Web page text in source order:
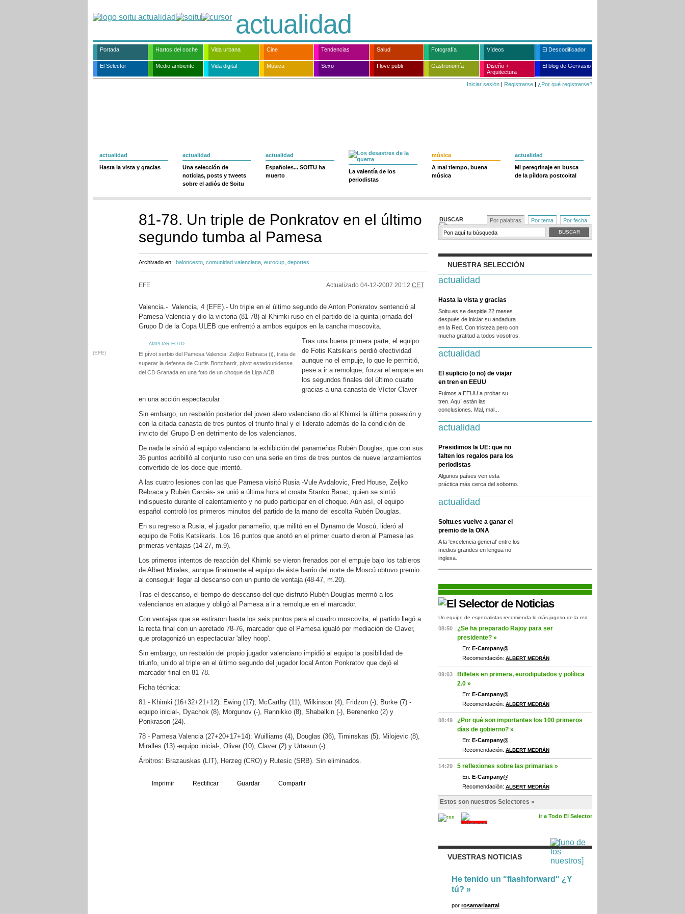
actualidad
Portada Hartos del coche Vida urbana Cine Tendencias Salud Fotografía Vídeos El Descodificador
El Selector Medio ambiente Vida digital Música Sexo I love publi Gastronomía
Diseño +
Arquitectura
El blog de Gervasio
Iniciar sesión | Registrarse | ¿Por qué registrarse?
actualidad
Hasta la vista y gracias
actualidad
Una selección de
noticias, posts y tweets
sobre el adiós de Soitu
actualidad
Españoles... SOITU ha
muerto
La valentía de los
periodistas
música
A mal tiempo, buena
música
actualidad
Mi peregrinaje en busca
de la píldora postcoital
81-78. Un triple de Ponkratov en el último
segundo tumba al Pamesa
Archivado en: baloncesto comunidad valenciana eurocup deportes
EFE Actualizado 04-12-2007 20:12 CET
Valencia.- Valencia, 4 (EFE).- Un triple en el último segundo de Anton Ponkratov sentenció al
Pamesa Valencia y dio la victoria (81-78) al Khimki ruso en el partido de la quinta jornada del
Grupo D de la Copa ULEB que enfrentó a ambos equipos en la cancha moscovita.
AMPLIAR FOTO
(EFE)
El pívot serbio del Pamesa Valencia, Zeljko Rebraca (i), trata de
superar la defensa de Curtis Bortchardt, pívot estadounidense
del CB Granada en una foto de un choque de Liga ACB.
Tras una buena primera parte, el equipo
de Fotis Katsikaris perdió efectividad
aunque no el empuje, lo que le permitió,
pese a ir a remolque, forzar el empate en
los segundos finales del último cuarto
gracias a una canasta de Víctor Claver
en una acción espectacular.
Sin embargo, un resbalón posterior del joven alero valenciano dio al Khimki la última posesión y
con la citada canasta de tres puntos el triunfo final y el liderato además de la condición de
invicto del Grupo D en detrimento de los valencianos.
De nada le sirvió al equipo valenciano la exhibición del panameños Rubén Douglas, que con sus
36 puntos acribilló al conjunto ruso con una serie en tiros de tres puntos de nueve lanzamientos
convertido de los doce que intentó.
A las cuatro lesiones con las que Pamesa visitó Rusia -Vule Avdalovic, Fred House, Zeljko
Rebraca y Rubén Garcés- se unió a última hora el croata Stanko Barac, quien se sintió
indispuesto durante el calentamiento y no pudo participar en el choque. Aún así, el equipo
español controló los primeros minutos del partido de la mano del escolta Rubén Douglas.
En su regreso a Rusia, el jugador panameño, que militó en el Dynamo de Moscú, lideró al
equipo de Fotis Katsikaris. Los 16 puntos que anotó en el primer cuarto dieron al Pamesa las
primeras ventajas (14-27, m.9).
Los primeros intentos de reacción del Khimki se vieron frenados por el empuje bajo los tableros
de Albert Mirales, aunque finalmente el equipo de éste barrio del norte de Moscú obtuvo premio
al conseguir llegar al descanso con un punto de ventaja (48-47, m.20).
Tras el descanso, el tiempo de descanso del que disfrutó Rubén Douglas mermó a los
valencianos en ataque y obligó al Pamesa a ir a remolque en el marcador.
Con ventajas que se estiraron hasta los seis puntos para el cuadro moscovita, el partido llegó a
la recta final con un apretado 78-76, marcador que el Pamesa igualó por mediación de Claver,
que protagonizó un espectacular 'alley hoop'.
Sin embargo, un resbalón del propio jugador valenciano impidió al equipo la posibilidad de
triunfo, unido al triple en el último segundo del jugador local Anton Ponkratov que dejó el
marcador final en 81-78.
Ficha técnica:
81 - Khimki (16+32+21+12): Ewing (17), McCarthy (11), Wilkinson (4), Fridzon (-), Burke (7) -
equipo inicial-, Dyachok (8), Morgunov (-), Rannikko (8), Shabalkin (-), Berenenko (2) y
Ponkrason (24).
78 - Pamesa Valencia (27+20+17+14): Wuilliams (4), Douglas (36), Timinskas (5), Milojevic (8),
Miralles (13) -equipo inicial-, Oliver (10), Claver (2) y Urtasun (-).
Árbitros: Brazauskas (LIT), Herzeg (CRO) y Rutesic (SRB). Sin eliminados.
Imprimir Rectificar Guardar Compartir
BUSCAR Por palabras Por tema Por fecha
NUESTRA SELECCIÓN
actualidad
Hasta la vista y gracias
Soitu.es se despide 22 meses
después de iniciar su andadura
en la Red. Con tristeza pero con
mucha gratitud a todos vosotros.
actualidad
El suplicio (o no) de viajar
en tren en EEUU
Fuimos a EEUU a probar su
tren. Aquí están las
conclusiones. Mal, mal...
actualidad
Presidimos la UE: que no
falten los regalos para los
periodistas
Algunos países ven esta
práctica más cerca del soborno.
actualidad
Soitu.es vuelve a ganar el
premio de la ONA
A la 'excelencia general' entre los
medios grandes en lengua no
inglesa.
Un equipo de especialistas recomienda lo más jugoso de la red
08:50
¿Se ha preparado Rajoy para ser
presidente? »
En: E-Campany@
Recomendación: ALBERT MEDRÁN
09:03
Billetes en primera, eurodiputados y política
2.0 »
En: E-Campany@
Recomendación: ALBERT MEDRÁN
08:49
¿Por qué son importantes los 100 primeros
días de gobierno? »
En: E-Campany@
Recomendación: ALBERT MEDRÁN
14:29 5 reflexiones sobre las primarias »
En: E-Campany@
Recomendación: ALBERT MEDRÁN
Estos son nuestros Selectores »
ir a Todo El Selector
VUESTRAS NOTICIAS
He tenido un "flashforward" ¿Y
tú? »
por rosamariaartal